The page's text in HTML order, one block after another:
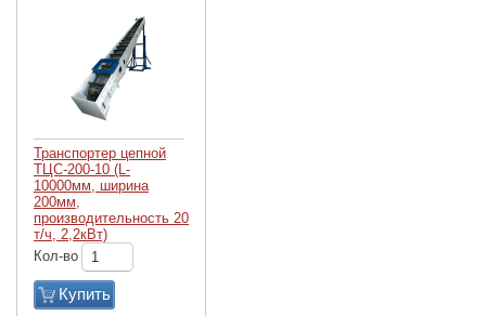
Транспортер цепной
ТЦС-200-10 (L-
10000мм, ширина
200мм,
производительность 20
т/ч, 2,2кВт)
Кол-во
Купить